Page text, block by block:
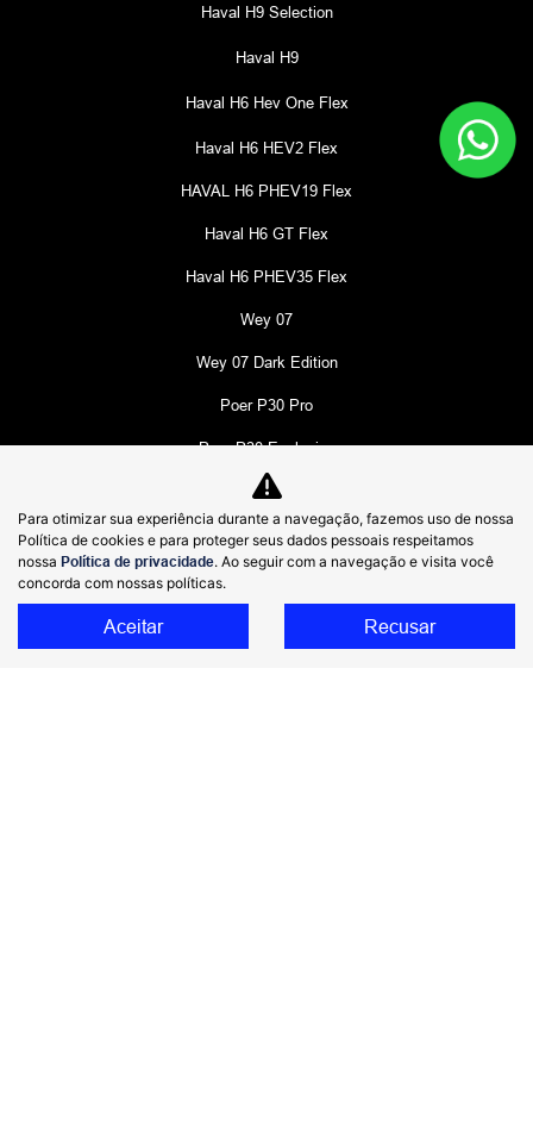
Haval H9 Selection
Haval H9
Haval H6 Hev One Flex
Haval H6 HEV2 Flex
HAVAL H6 PHEV19 Flex
Haval H6 GT Flex
Haval H6 PHEV35 Flex
Wey 07
Wey 07 Dark Edition
Poer P30 Pro
Poer P30 Exclusive
Poer P30 Trail
Tank 300
ORA 5
Para otimizar sua experiência durante a navegação, fazemos uso de nossa
Política de cookies e para proteger seus dados pessoais respeitamos
nossa Política de privacidade. Ao seguir com a navegação e visita você
concorda com nossas políticas.
Aceitar Recusar